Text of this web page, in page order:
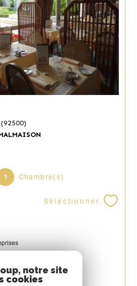
1 Chambre(s)
Sélectionner
Espace
notre site
cookies